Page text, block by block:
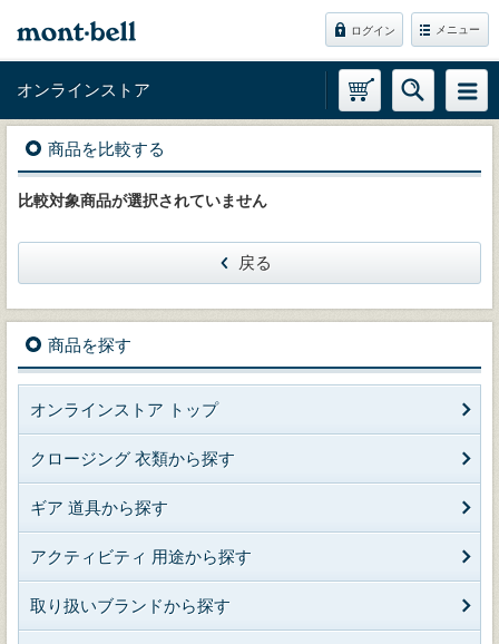
ログイン メニュー
オンラインストア
商品を比較する
比較対象商品が選択されていません
戻る
商品を探す
オンラインストア トップ
クロージング 衣類から探す
ギア 道具から探す
アクティビティ 用途から探す
取り扱いブランドから探す